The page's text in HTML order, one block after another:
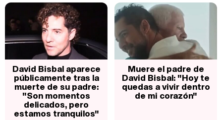
David Bisbal aparece
públicamente tras la
muerte de su padre:
"Son momentos
delicados, pero
estamos tranquilos"
Muere el padre de
David Bisbal: "Hoy te
quedas a vivir dentro
de mi corazón"